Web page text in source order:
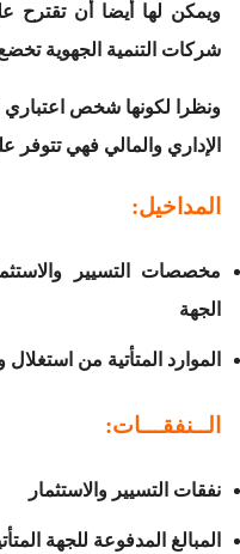
ويمكن لها أيضا أن
شركات التنمية الجهوية
ونظرا لكونها شخص اعتباري
الإداري والمالي فهي تتوفر
المداخيل:
مخصصات التسيير
الجهة
الموارد المتأتية من استغلال
الــنفقـــات:
نفقات التسيير والاستثمار
المبالغ المدفوعة للجهة